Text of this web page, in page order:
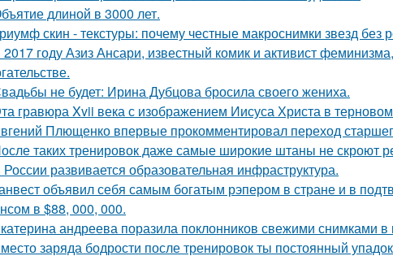
длиной в 3000 лет.
скин - текстуры: почему честные макроснимки звезд
2017 году Азиз Ансари, известный комик и активист
не будет: Ирина Дубцова бросила своего жениха.
гравюра Xvii века с изображением Иисуса Христа в
Плющенко впервые прокомментировал переход
таких тренировок даже самые широкие штаны не скроют
развивается образовательная инфраструктура.
объявил себя самым богатым рэпером в стране и в
в $88, 000, 000.
андреева поразила поклонников свежими снимками в
заряда бодрости после тренировок ты постоянный